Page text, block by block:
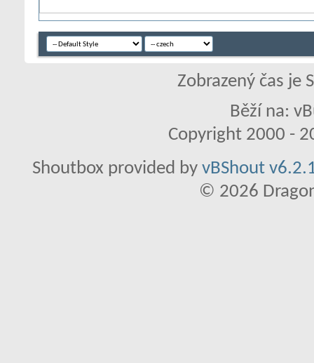
Zobrazený čas je
Běží na:
Copyright 2000 -
Shoutbox provided by vBShout
© 2026